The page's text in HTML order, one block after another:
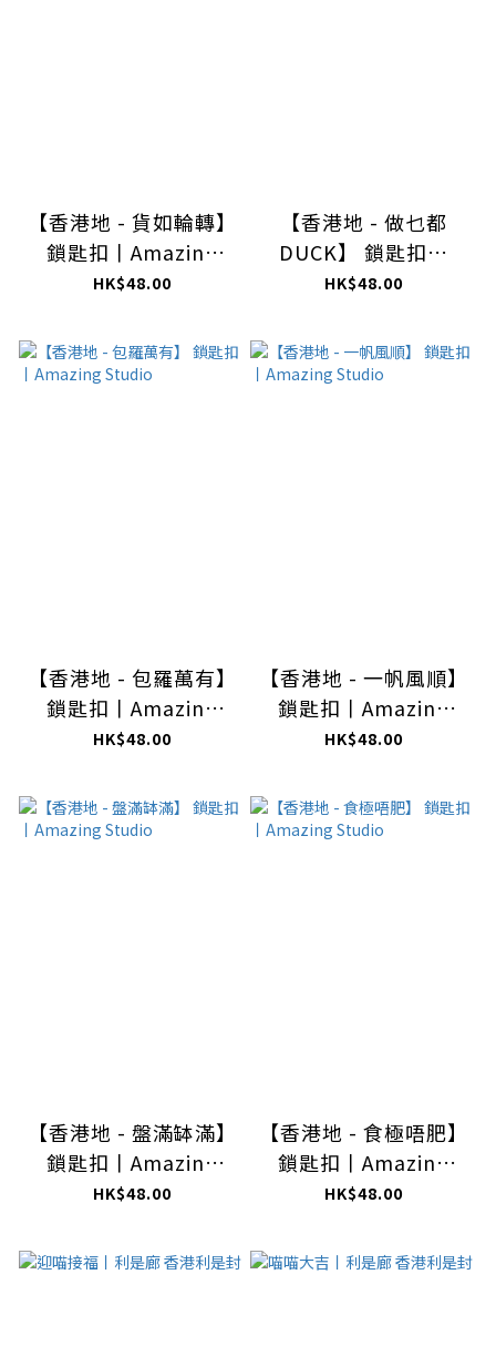
【香港地 - 貨如輪轉】
鎖匙扣丨Amazing
Studio
HK$48.00
【香港地 - 做乜都
DUCK】 鎖匙扣丨
Amazing Studio
HK$48.00
【香港地 - 包羅萬有】
鎖匙扣丨Amazing
Studio
HK$48.00
【香港地 - 一帆風順】
鎖匙扣丨Amazing
Studio
HK$48.00
【香港地 - 盤滿缽滿】
鎖匙扣丨Amazing
Studio
HK$48.00
【香港地 - 食極唔肥】
鎖匙扣丨Amazing
Studio
HK$48.00